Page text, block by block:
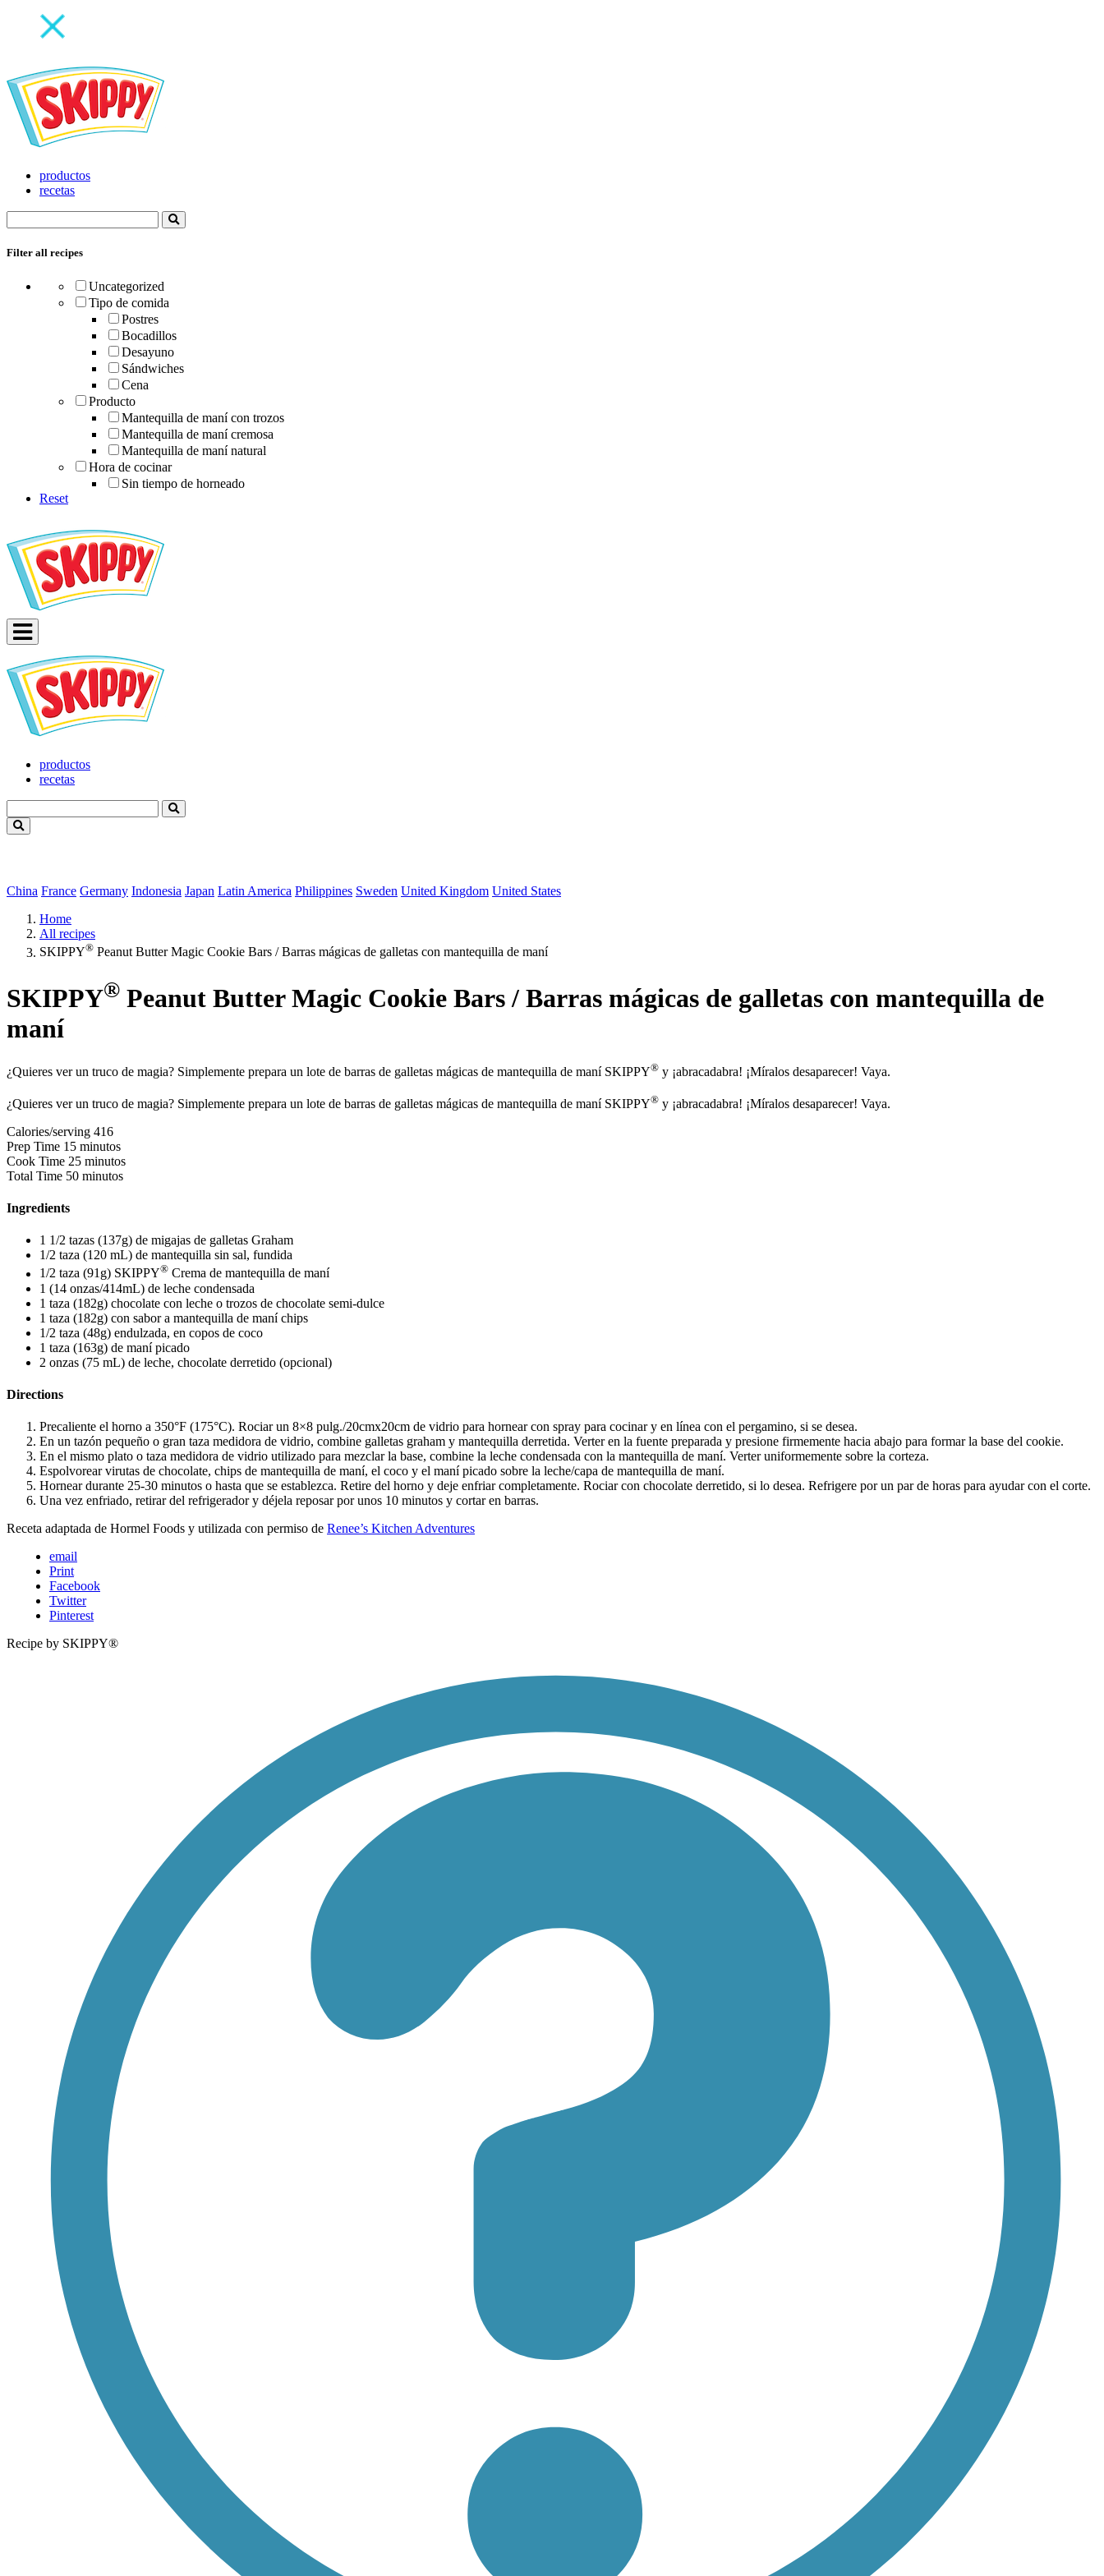
productos
recetas
Filter all recipes
Uncategorized
Tipo de comida
Postres
Bocadillos
Desayuno
Sándwiches
Cena
Producto
Mantequilla de maní con trozos
Mantequilla de maní cremosa
Mantequilla de maní natural
Hora de cocinar
Sin tiempo de horneado
Reset
productos
recetas
China France Germany Indonesia Japan Latin America Philippines Sweden United Kingdom United States
Home
All recipes
SKIPPY® Peanut Butter Magic Cookie Bars / Barras mágicas de galletas con mantequilla de maní
SKIPPY® Peanut Butter Magic Cookie Bars / Barras mágicas de galletas con mantequilla de
maní
¿Quieres ver un truco de magia? Simplemente prepara un lote de barras de galletas mágicas de mantequilla de maní SKIPPY® y ¡abracadabra! ¡Míralos desaparecer! Vaya.
¿Quieres ver un truco de magia? Simplemente prepara un lote de barras de galletas mágicas de mantequilla de maní SKIPPY® y ¡abracadabra! ¡Míralos desaparecer! Vaya.
Calories/serving 416
Prep Time 15 minutos
Cook Time 25 minutos
Total Time 50 minutos
Ingredients
1 1/2 tazas (137g) de migajas de galletas Graham
1/2 taza (120 mL) de mantequilla sin sal, fundida
1/2 taza (91g) SKIPPY® Crema de mantequilla de maní
1 (14 onzas/414mL) de leche condensada
1 taza (182g) chocolate con leche o trozos de chocolate semi-dulce
1 taza (182g) con sabor a mantequilla de maní chips
1/2 taza (48g) endulzada, en copos de coco
1 taza (163g) de maní picado
2 onzas (75 mL) de leche, chocolate derretido (opcional)
Directions
Precaliente el horno a 350°F (175°C). Rociar un 8×8 pulg./20cmx20cm de vidrio para hornear con spray para cocinar y en línea con el pergamino, si se desea.
En un tazón pequeño o gran taza medidora de vidrio, combine galletas graham y mantequilla derretida. Verter en la fuente preparada y presione firmemente hacia abajo para formar la base del cookie.
En el mismo plato o taza medidora de vidrio utilizado para mezclar la base, combine la leche condensada con la mantequilla de maní. Verter uniformemente sobre la corteza.
Espolvorear virutas de chocolate, chips de mantequilla de maní, el coco y el maní picado sobre la leche/capa de mantequilla de maní.
Hornear durante 25-30 minutos o hasta que se establezca. Retire del horno y deje enfriar completamente. Rociar con chocolate derretido, si lo desea. Refrigere por un par de horas para ayudar con el corte.
Una vez enfriado, retirar del refrigerador y déjela reposar por unos 10 minutos y cortar en barras.
Receta adaptada de Hormel Foods y utilizada con permiso de Renee’s Kitchen Adventures
email
Print
Facebook
Twitter
Pinterest
Recipe by SKIPPY®